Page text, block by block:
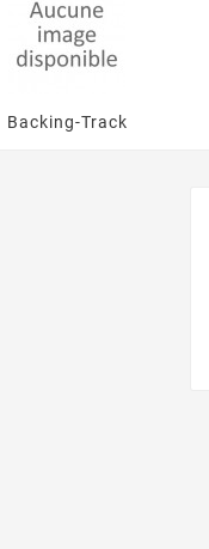
Backing-Track